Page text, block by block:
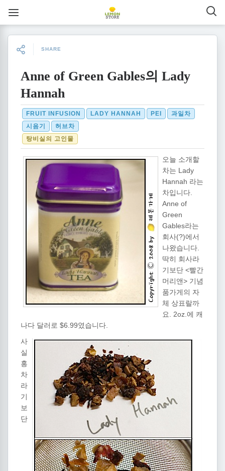
SHARE
Anne of Green Gables의 Lady
Hannah
FRUIT INFUSION LADY HANNAH PEI
과일차
시음기
허브차
탕비실의 고인물
오늘 소개할
차는 Lady
Hannah 라는
차입니다.
Anne of
Green
Gables라는
회사(?)에서
나왔습니다.
딱히 회사라
기보단 <빨간
머리앤> 기념
품가게의 자
체 상표랄까
요. 2oz.에 캐
나다 달러로 $6.99였습니다.
사
실
홍
차
라
기
보
단